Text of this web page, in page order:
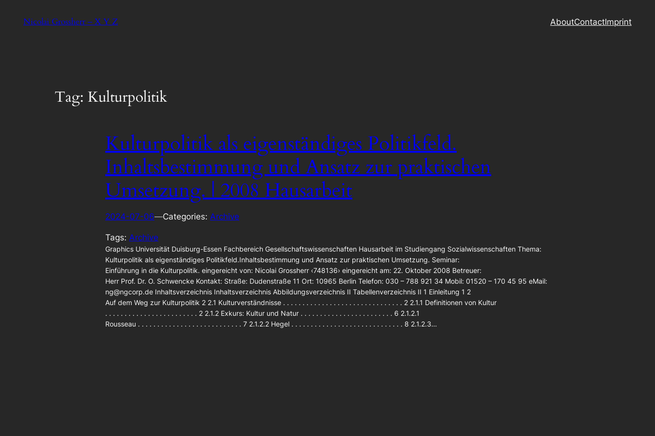
Nicolai Grossherr – X Y Z AboutContactImprint
Tag: Kulturpolitik
Kulturpolitik als eigenständiges Politikfeld.
Inhaltsbestimmung und Ansatz zur praktischen
Umsetzung. | 2008 Hausarbeit
2024-07-06—Categories: Archive
Tags: Archive
Graphics Universität Duisburg-Essen Fachbereich Gesellschaftswissenschaften Hausarbeit im Studiengang Sozialwissenschaften Thema:
Kulturpolitik als eigenständiges Politikfeld.Inhaltsbestimmung und Ansatz zur praktischen Umsetzung. Seminar:
Einführung in die Kulturpolitik. eingereicht von: Nicolai Grossherr ‹748136› eingereicht am: 22. Oktober 2008 Betreuer:
Herr Prof. Dr. O. Schwencke Kontakt: Straße: Dudenstraße 11 Ort: 10965 Berlin Telefon: 030 – 788 921 34 Mobil: 01520 – 170 45 95 eMail:
ng@ngcorp.de Inhaltsverzeichnis Inhaltsverzeichnis Abbildungsverzeichnis II Tabellenverzeichnis II 1 Einleitung 1 2
Auf dem Weg zur Kulturpolitik 2 2.1 Kulturverständnisse . . . . . . . . . . . . . . . . . . . . . . . . . . . . . . . 2 2.1.1 Definitionen von Kultur
. . . . . . . . . . . . . . . . . . . . . . . . 2 2.1.2 Exkurs: Kultur und Natur . . . . . . . . . . . . . . . . . . . . . . . . 6 2.1.2.1
Rousseau . . . . . . . . . . . . . . . . . . . . . . . . . . . 7 2.1.2.2 Hegel . . . . . . . . . . . . . . . . . . . . . . . . . . . . . 8 2.1.2.3…